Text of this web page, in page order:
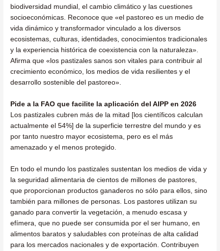
biodiversidad mundial, el cambio climático y las cuestiones
socioeconómicas. Reconoce que «el pastoreo es un medio de
vida dinámico y transformador vinculado a los diversos
ecosistemas, culturas, identidades, conocimientos tradicionales
y la experiencia histórica de coexistencia con la naturaleza».
Afirma que «los pastizales sanos son vitales para contribuir al
crecimiento económico, los medios de vida resilientes y el
desarrollo sostenible del pastoreo».
Pide a la FAO que facilite la aplicación del AIPP en 2026
Los pastizales cubren más de la mitad [los científicos calculan
actualmente el 54%] de la superficie terrestre del mundo y es
por tanto nuestro mayor ecosistema, pero es el más
amenazado y el menos protegido.
En todo el mundo los pastizales sustentan los medios de vida y
la seguridad alimentaria de cientos de millones de pastores,
que proporcionan productos ganaderos no sólo para ellos, sino
también para millones de personas. Los pastores utilizan su
ganado para convertir la vegetación, a menudo escasa y
efímera, que no puede ser consumida por el ser humano, en
alimentos baratos y saludables con proteínas de alta calidad
para los mercados nacionales y de exportación. Contribuyen